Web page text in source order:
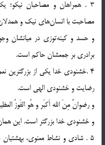
3 . همراهان و مصاحبان
مصاحبت با انسان‌هاي نيك و
و حسد و كينه‌توزي در ميانشان
برادري بر جمعشان حاكم است.
4 .خشنودي خدا يكي از
رضايت و خشنودي الهي است.
و رضوانٌ مِنَ الله اَكبَر و هُو الفَوزُ
و خشنودي خدا بزرگتر است. اين
5 . شادي و نشاط معنوي،